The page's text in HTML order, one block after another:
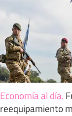
Economía al día.
reequipamiento